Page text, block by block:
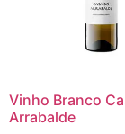
Vinho Branco
Arrabalde